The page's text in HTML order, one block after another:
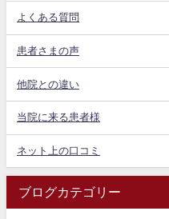
よくある質問
患者さまの声
他院との違い
当院に来る患者様
ネット上の口コミ
ブログカテゴリー